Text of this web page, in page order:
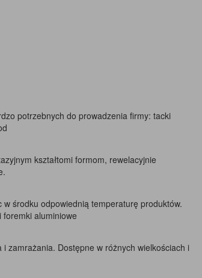
potrzebnych do prowadzenia firmy: tacki
kształtomi formom, rewelacyjnie
w środku odpowiednią temperaturę produktów.
aluminiowe
zamrażania. Dostępne w różnych wielkościach i